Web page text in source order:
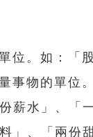
位。如：「
事物的單位
薪水」、「
」、「兩份